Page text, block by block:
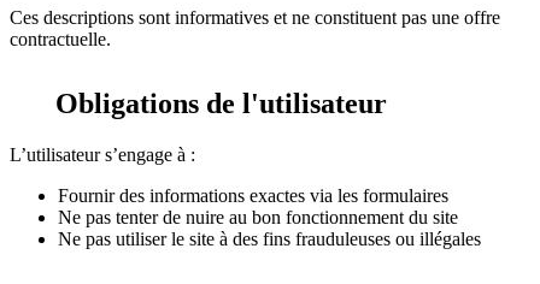
Ces descriptions sont informatives et ne constituent pas une offre
contractuelle.
Obligations de l'utilisateur
L’utilisateur s’engage à :
Fournir des informations exactes via les formulaires
Ne pas tenter de nuire au bon fonctionnement du site
Ne pas utiliser le site à des fins frauduleuses ou illégales